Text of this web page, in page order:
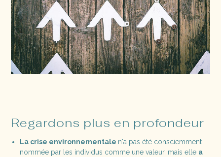
Regardons plus en profondeur
La crise environnementale n'a pas été consciemment
nommée par les individus comme une valeur, mais elle a